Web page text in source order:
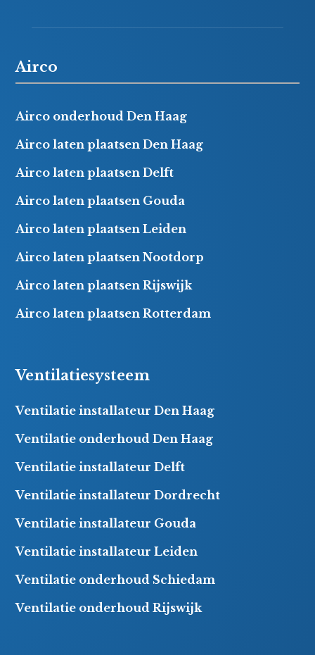
Airco
Airco onderhoud Den Haag
Airco laten plaatsen Den Haag
Airco laten plaatsen Delft
Airco laten plaatsen Gouda
Airco laten plaatsen Leiden
Airco laten plaatsen Nootdorp
Airco laten plaatsen Rijswijk
Airco laten plaatsen Rotterdam
Ventilatiesysteem
Ventilatie installateur Den Haag
Ventilatie onderhoud Den Haag
Ventilatie installateur Delft
Ventilatie installateur Dordrecht
Ventilatie installateur Gouda
Ventilatie installateur Leiden
Ventilatie onderhoud Schiedam
Ventilatie onderhoud Rijswijk